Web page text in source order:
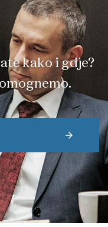
kako i gdje?
arrow_forward